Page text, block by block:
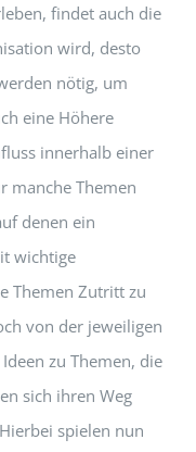
findet auch die
wird, desto
nötig, um
eine Höhere
innerhalb einer
manche Themen
denen ein
wichtige
Themen Zutritt zu
von der jeweiligen
zu Themen, die
sich ihren Weg
spielen nun